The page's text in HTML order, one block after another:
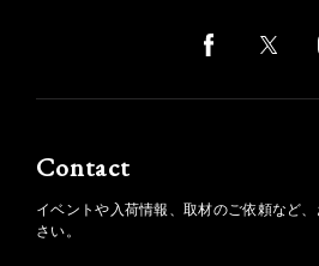
Contact
イベントや入荷情報、取材のご依頼など
さい。